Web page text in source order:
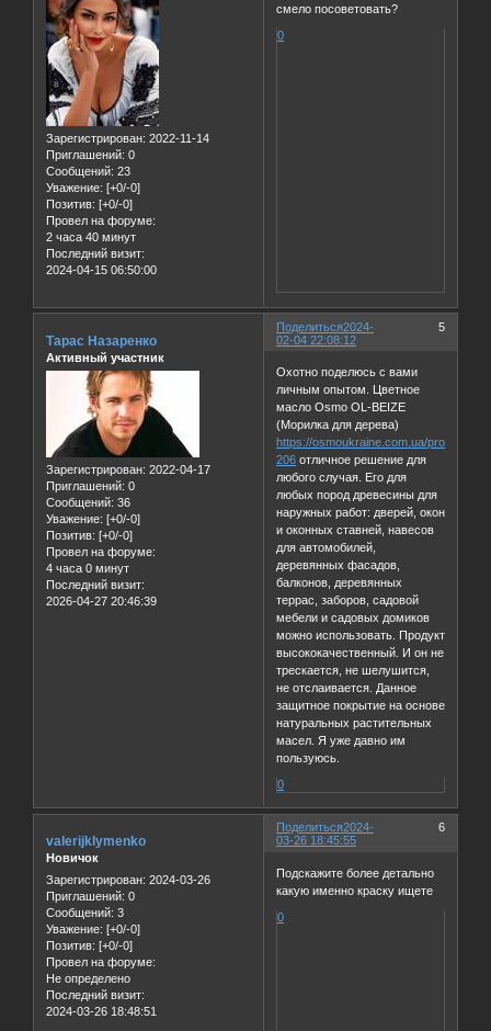
Зарегистрирован: 2022-11-14
Приглашений: 0
Сообщений: 23
Уважение: [+0/-0]
Позитив: [+0/-0]
Провел на форуме:
2 часа 40 минут
Последний визит:
2024-04-15 06:50:00
смело посоветовать?
0
Поделиться 5
2024-
02-04 22:08:12
Тарас Назаренко
Активный участник
Зарегистрирован: 2022-04-17
Приглашений: 0
Сообщений: 36
Уважение: [+0/-0]
Позитив: [+0/-0]
Провел на форуме:
4 часа 0 минут
Последний визит:
2026-04-27 20:46:39
Охотно поделюсь с вами
личным опытом. Цветное
масло Osmo OL-BEIZE
(Морилка для дерева)
https://osmoukraine.com.ua/product-
206 отличное решение для
любого случая. Его для
любых пород древесины для
наружных работ: дверей, окон
и оконных ставней, навесов
для автомобилей,
деревянных фасадов,
балконов, деревянных
террас, заборов, садовой
мебели и садовых домиков
можно использовать. Продукт
высококачественный. И он не
трескается, не шелушится,
не отслаивается. Данное
защитное покрытие на основе
натуральных растительных
масел. Я уже давно им
пользуюсь.
0
Поделиться 6
2024-
03-26 18:45:55
valerijklymenko
Новичок
Зарегистрирован: 2024-03-26
Приглашений: 0
Сообщений: 3
Уважение: [+0/-0]
Позитив: [+0/-0]
Провел на форуме:
Не определено
Последний визит:
2024-03-26 18:48:51
Подскажите более детально
какую именно краску ищете
0